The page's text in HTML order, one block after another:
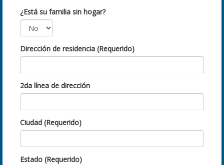
¿Está su familia sin hogar?
Dirección de residencia (Requerido)
2da línea de dirección
Ciudad (Requerido)
Estado (Requerido)